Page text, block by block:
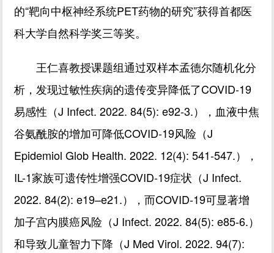
的“靶向中枢神经系统PET药物的研究”获得首都医
科大学自然科学奖三等奖。
王仁喜教授课题组通过双样本孟德尔随机化分
析，发现过敏性疾病的遗传变异降低了COVID-19
易感性（J Infect. 2022. 84(5): e92-3.），血液中焦
谷氨酰胺的增加可降低COVID-19风险（J
Epidemiol Glob Health. 2022. 12(4): 541-547.），
IL-1家族可遗传性增强COVID-19症状（J Infect.
2022. 84(2): e19–e21.），而COVID-19可显著增
加子宫内膜癌风险（J Infect. 2022. 84(5): e85-6.）
和导致儿童智力下降（J Med Virol. 2022. 94(7):